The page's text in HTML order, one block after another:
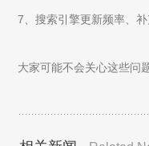
7、搜索引擎更新频率、
大家可能不会关心这些问